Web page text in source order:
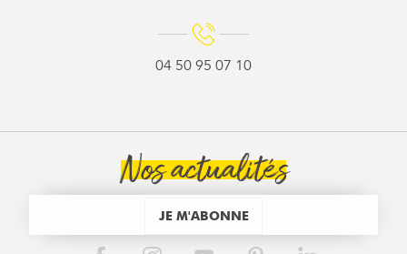
04 50 95 07 10
Nos actualités
JE M'ABONNE